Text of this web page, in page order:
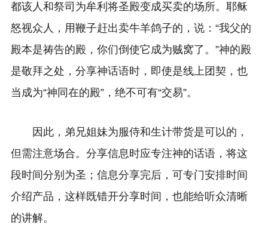
都该人和祭司为牟利将圣殿变成买卖的场所。耶稣
怒视众人，用鞭子赶出卖牛羊鸽子的，说：“我父的
殿本是祷告的殿，你们倒使它成为贼窝了。”神的殿
是敬拜之处，分享神话语时，即使是线上团契，也
当成为“神同在的殿”，绝不可有“交易”。
因此，弟兄姐妹为服侍和生计带货是可以的，
但需注意场合。分享信息时应专注神的话语，将这
段时间分别为圣；信息分享完后，可专门安排时间
介绍产品，这样既错开分享时间，也能给听众清晰
的讲解。